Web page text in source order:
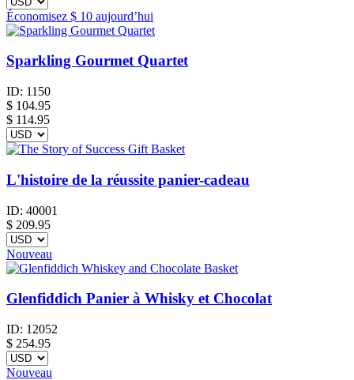
Économisez $ 10 aujourd’hui
Sparkling Gourmet Quartet
ID: 1150
$ 104.95
$ 114.95
L'histoire de la réussite panier-cadeau
ID: 40001
$ 209.95
Nouveau
Glenfiddich Panier à Whisky et Chocolat
ID: 12052
$ 254.95
Nouveau